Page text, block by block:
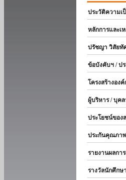
ประวัติความเ
หลักการและเ
ปรัชญา วิสัยทัศ
ข้อบังคับฯ / ปร
โครงสร้างองค์
ผู้บริหาร / บุคล
ประโยชน์ของ
ประกันคุณภาพ
รายงานผลการ
รางวัลนักศึกษ